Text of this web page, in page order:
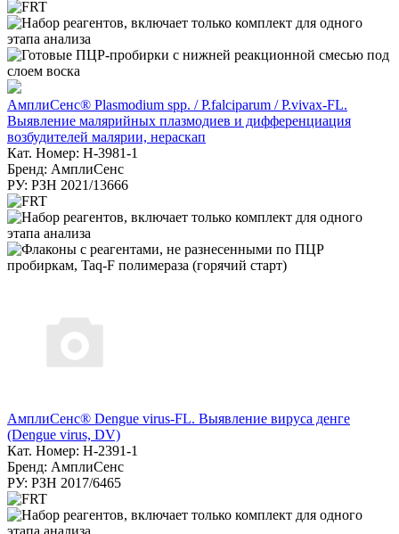
АмплиСенс® Plasmodium spp. / P.falciparum / P.vivax-FL.
Выявление малярийных плазмодиев и дифференциация
возбудителей малярии, нераскап
Кат. Номер: H-3981-1
Бренд: АмплиСенс
РУ: РЗН 2021/13666
АмплиСенс® Dengue virus-FL. Выявление вируса денге
(Dengue virus, DV)
Кат. Номер: Н-2391-1
Бренд: АмплиСенс
РУ: РЗН 2017/6465